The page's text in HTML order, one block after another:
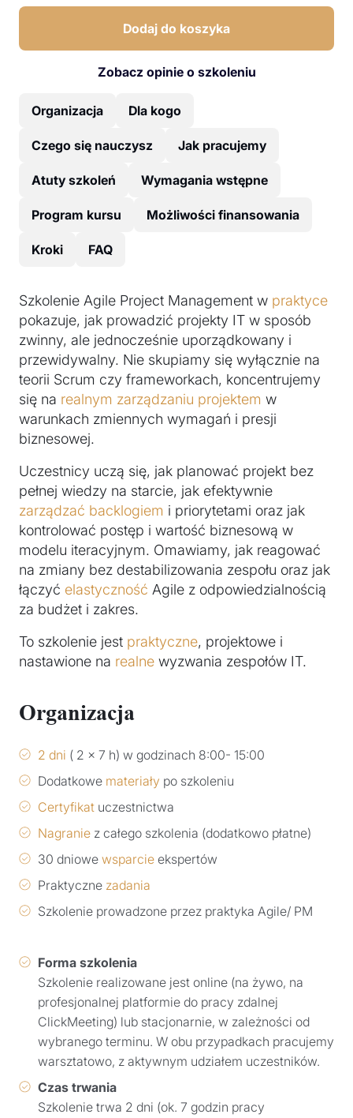
Dodaj do koszyka
Zobacz opinie o szkoleniu
Organizacja Dla kogo
Czego się nauczysz Jak pracujemy
Atuty szkoleń Wymagania wstępne
Program kursu Możliwości finansowania
Kroki FAQ
Szkolenie Agile Project Management w praktyce
pokazuje, jak prowadzić projekty IT w sposób
zwinny, ale jednocześnie uporządkowany i
przewidywalny. Nie skupiamy się wyłącznie na
teorii Scrum czy frameworkach, koncentrujemy
się na realnym zarządzaniu projektem w
warunkach zmiennych wymagań i presji
biznesowej.
Uczestnicy uczą się, jak planować projekt bez
pełnej wiedzy na starcie, jak efektywnie
zarządzać backlogiem i priorytetami oraz jak
kontrolować postęp i wartość biznesową w
modelu iteracyjnym. Omawiamy, jak reagować
na zmiany bez destabilizowania zespołu oraz jak
łączyć elastyczność Agile z odpowiedzialnością
za budżet i zakres.
To szkolenie jest praktyczne, projektowe i
nastawione na realne wyzwania zespołów IT.
Organizacja
2 dni ( 2 x 7 h) w godzinach 8:00- 15:00
Dodatkowe materiały po szkoleniu
Certyfikat uczestnictwa
Nagranie z całego szkolenia (dodatkowo płatne)
30 dniowe wsparcie ekspertów
Praktyczne zadania
Szkolenie prowadzone przez praktyka Agile/ PM
Forma szkolenia
Szkolenie realizowane jest online (na żywo, na
profesjonalnej platformie do pracy zdalnej
ClickMeeting) lub stacjonarnie, w zależności od
wybranego terminu. W obu przypadkach pracujemy
warsztatowo, z aktywnym udziałem uczestników.
Czas trwania
Szkolenie trwa 2 dni (ok. 7 godzin pracy